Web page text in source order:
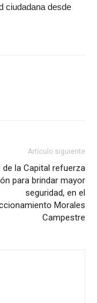
ciudadana desde
Artículo siguiente
de la Capital refuerza
para brindar mayor
seguridad, en el
Morales
Campestre